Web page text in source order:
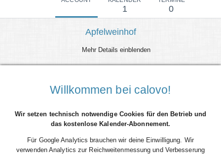
1 0
Apfelweinhof
Mehr Details einblenden
Willkommen bei calovo!
Wir setzen technisch notwendige Cookies für den Betrieb und
das kostenlose Kalender-Abonnement.
Für Google Analytics brauchen wir deine Einwilligung. Wir
verwenden Analytics zur Reichweitenmessung und Verbesserung